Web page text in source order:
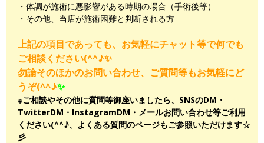
・体調が施術に悪影響がある時期の場合（手術後等）
・その他、当店が施術困難と判断される方
上記の項目であっても、お気軽にチャット等で何でも
ご相談ください(^^♪✨
勿論そのほかのお問い合わせ、ご質問等もお気軽にど
うぞ(^^♪✨
※ご相談やその他に質問等御座いましたら、SNSのDM・
TwitterDM・InstagramDM・メールお問い合わせ等ご利用
ください(^^♪、よくある質問のページもご参照いただけます☆
彡